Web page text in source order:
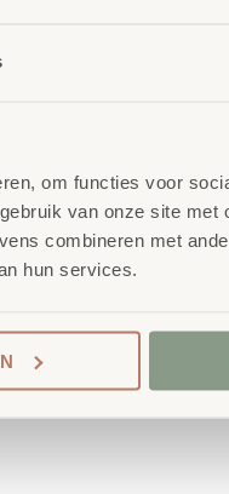
om functies voor
van onze site met
combineren met
hun services.